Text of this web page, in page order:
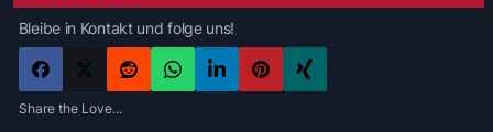
Bleibe in Kontakt und folge uns!
Share the Love...